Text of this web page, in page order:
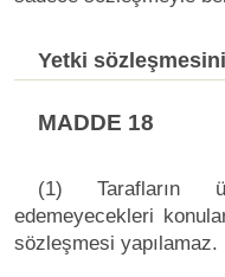
Yetki
MADDE 18
(1) Tarafların
edemeyecekleri
sözleşmesi yapılamaz.